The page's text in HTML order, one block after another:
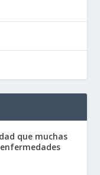
que muchas